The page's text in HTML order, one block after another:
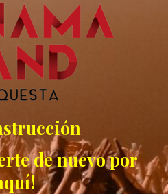
de nuevo por